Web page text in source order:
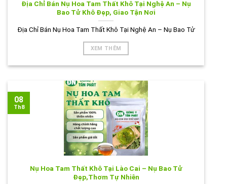
Địa Chỉ Bán Nụ Hoa Tam Thất Khô Tại Nghệ An – Nụ
Bao Tử Khô Đẹp, Giao Tận Nơi
Địa Chỉ Bán Nụ Hoa Tam Thất Khô Tại Nghệ An – Nụ Bao Tử
XEM THÊM
Nụ Hoa Tam Thất Khô Tại Lào Cai – Nụ Bao Tử
Đẹp,Thơm Tự Nhiên
08
Th8